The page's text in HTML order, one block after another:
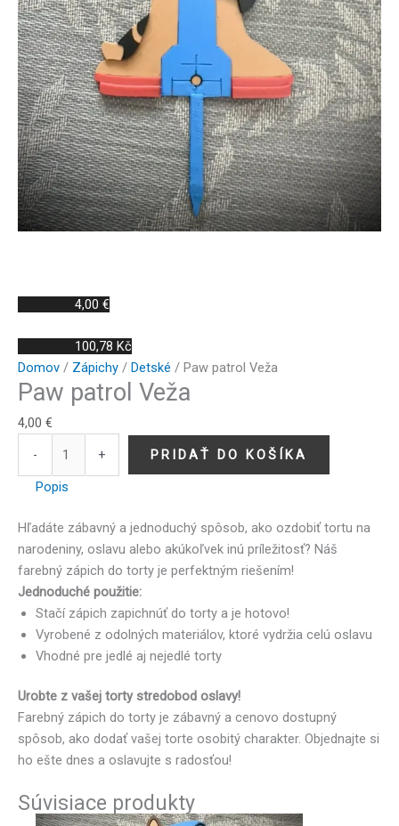
4,00 €
100,78 Kč
Domov / Zápichy / Detské / Paw patrol Veža
Paw patrol Veža
4,00 €
-
+
PRIDAŤ DO KOŠÍKA
Popis
Hľadáte zábavný a jednoduchý spôsob, ako ozdobiť tortu na
narodeniny, oslavu alebo akúkoľvek inú príležitosť? Náš
farebný zápich do torty je perfektným riešením!
Jednoduché použitie:
Stačí zápich zapichnúť do torty a je hotovo!
Vyrobené z odolných materiálov, ktoré vydržia celú oslavu
Vhodné pre jedlé aj nejedlé torty
Urobte z vašej torty stredobod oslavy!
Farebný zápich do torty je zábavný a cenovo dostupný
spôsob, ako dodať vašej torte osobitý charakter. Objednajte si
ho ešte dnes a oslavujte s radosťou!
Súvisiace produkty